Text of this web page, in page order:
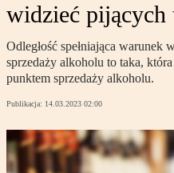
widzieć pijących
Odległość spełniająca warunek
sprzedaży alkoholu to taka,
punktem sprzedaży alkoholu.
Publikacja: 14.03.2023 02:00